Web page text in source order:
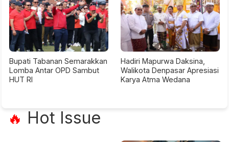
Bupati Tabanan Semarakkan
Lomba Antar OPD Sambut
HUT RI
Hadiri Mapurwa Daksina,
Walikota Denpasar Apresiasi
Karya Atma Wedana
🔥 Hot Issue